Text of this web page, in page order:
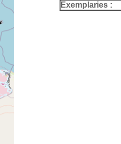
Exemplaries :